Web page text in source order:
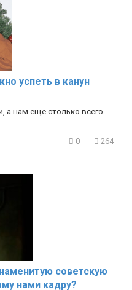
успеть в канун
а нам еще столько всего
0 264
советскую
нами кадру?